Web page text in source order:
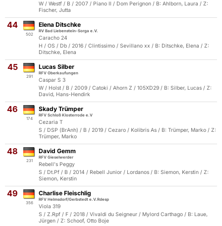
W / Westf / B / 2007 / Piano II / Dom Perignon / B: Ahlborn, Laura / Z:
Fischer, Jutta
44
502
Elena Ditschke
RV Bad Liebenstein-Sorga e.V.
Caracho 24
H / OS / Db / 2016 / Clintissimo / Sevillano xx / B: Ditschke, Elena / Z:
Ditschke, Elena
45
291
Lucas Silber
RFV Oberkaufungen
Caspar S 3
W / Holst / B / 2009 / Catoki / Ahorn Z / 105XD29 / B: Silber, Lucas / Z:
David, Hans-Hendirk
46
174
Skady Trümper
RFV Schloß Klosterrode e.V
Cezaria T
S / DSP (BrAnh) / B / 2019 / Cezaro / Kolibris As / B: Trümper, Marko / Z:
Trümper, Marko
48
231
David Gemm
RFV Gieselwerder
Rebell's Peggy
S / Dt.Pf / B / 2014 / Rebell Junior / Lordanos / B: Siemon, Kerstin / Z:
Siemon, Kerstin
49
356
Charlise Fleischlig
RFV Helmsdorf/Gerbstedt e.V.Rdesp
Viola 319
S / Z.Rpf / F / 2018 / Vivaldi du Seigneur / Mylord Carthago / B: Laue,
Jürgen / Z: Schoof, Otto Boje